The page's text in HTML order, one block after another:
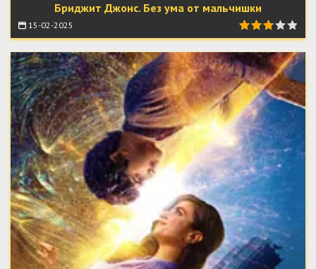
Бриджит Джонс. Без ума от мальчишки
15-02-2025